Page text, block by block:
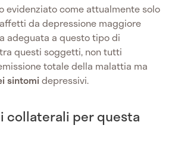
evidenziato come attualmente solo
da depressione maggiore
adeguata a questo tipo di
questi soggetti, non tutti
totale della malattia ma
sintomidepressivi.
collaterali per questa